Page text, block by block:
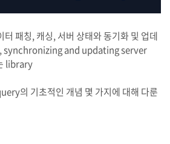
패칭, 캐싱, 서버 상태와 동기화 및 업데
synchronizing and updating server
library
의 기초적인 개념 몇 가지에 대해 다룬